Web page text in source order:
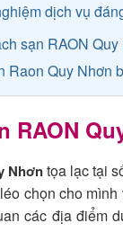
dịch vụ
sạn RAON Quy
Raon Quy Nhơn
RAON
Nhơntọa lạc tại
chọn cho mình
các địa điểm